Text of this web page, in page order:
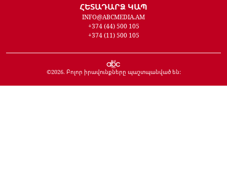
ՀԵՏԱԴԱՐՁ ԿԱՊ
INFO@ABCMEDIA.AM
+374 (44) 500 105
+374 (11) 500 105
©2026. Բոլոր իրավունքները պաշտպանված են: